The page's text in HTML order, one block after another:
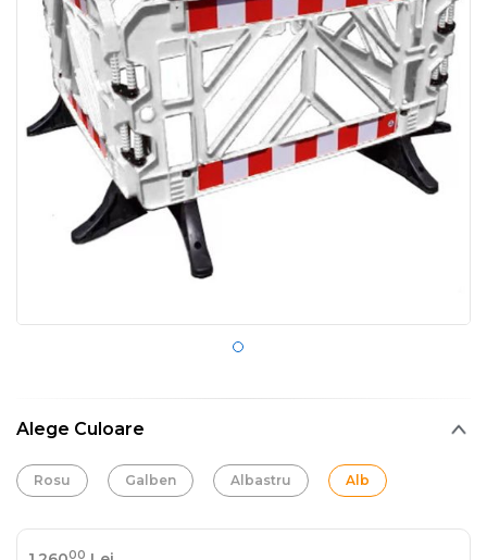
Alege Culoare
Rosu Galben Albastru Alb
00